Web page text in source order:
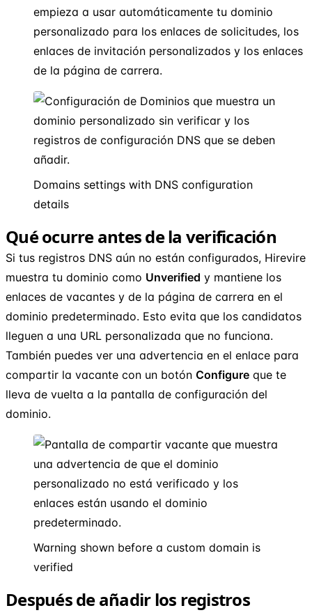
empieza a usar automáticamente tu dominio
personalizado para los enlaces de solicitudes, los
enlaces de invitación personalizados y los enlaces
de la página de carrera.
Domains settings with DNS configuration
details
Qué ocurre antes de la verificación
Si tus registros DNS aún no están configurados, Hirevire
muestra tu dominio como Unverified y mantiene los
enlaces de vacantes y de la página de carrera en el
dominio predeterminado. Esto evita que los candidatos
lleguen a una URL personalizada que no funciona.
También puedes ver una advertencia en el enlace para
compartir la vacante con un botón Configure que te
lleva de vuelta a la pantalla de configuración del
dominio.
Warning shown before a custom domain is
verified
Después de añadir los registros